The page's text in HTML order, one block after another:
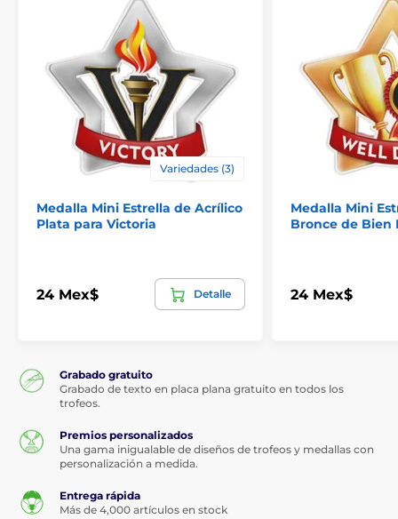
Variedades (3)
Medalla Mini Estrella de Acrílico
Plata para Victoria
24 Mex$ Detalle
Medalla Mini
Bronce de Bien
24 Mex$
Grabado gratuito
Grabado de texto en placa plana gratuito en todos los
trofeos.
Premios personalizados
Una gama inigualable de diseños de trofeos y medallas con
personalización a medida.
Entrega rápida
Más de 4,000 artículos en stock